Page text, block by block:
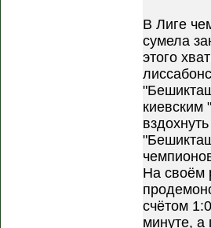
В Лиге
сумела
этого
киевским
На своём
счётом
минуте, а